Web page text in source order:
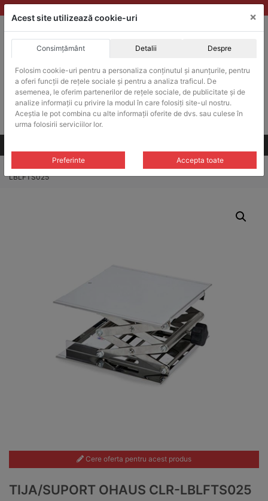
Skip
to
ACHIZITII PUBLICE
Produsele pot fi achizitionate si in sistemul SEAP / SICAP
Products
search
CAUTARE
Cere-ne oferta!
Cleme si suporturi
/ Tija/Suport Ohaus CLR-
LBLFTS025
Cere oferta pentru acest produs
TIJA/SUPORT OHAUS CLR-LBLFTS025
Acest site utilizează cookie-uri ×
Consimțământ Detalii Despre
Folosim cookie-uri pentru a personaliza conținutul și anunțurile, pentru
a oferi funcții de rețele sociale și pentru a analiza traficul. De
asemenea, le oferim partenerilor de rețele sociale, de publicitate și de
analize informații cu privire la modul în care folosiți site-ul nostru.
Aceștia le pot combina cu alte informații oferite de dvs. sau culese în
urma folosirii serviciilor lor.
Preferinte Accepta toate